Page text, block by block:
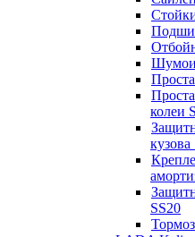
колеи
кузова
SS20